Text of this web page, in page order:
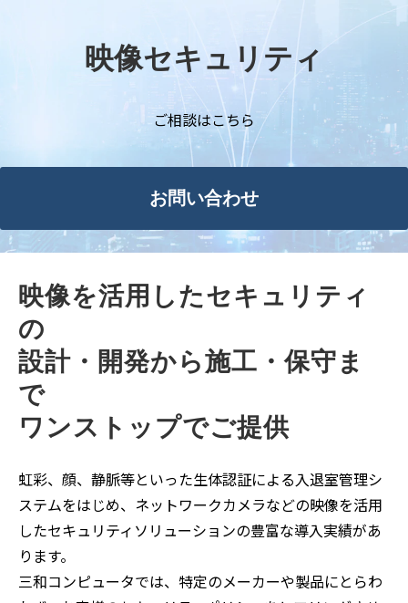
映像セキュリティ
ご相談はこちら
お問い合わせ
映像を活用したセキュリティ
の
設計・開発から施工・保守ま
で
ワンストップでご提供
虹彩、顔、静脈等といった生体認証による入退室管理シ
ステムをはじめ、ネットワークカメラなどの映像を活用
したセキュリティソリューションの豊富な導入実績があ
ります。
三和コンピュータでは、特定のメーカーや製品にとらわ